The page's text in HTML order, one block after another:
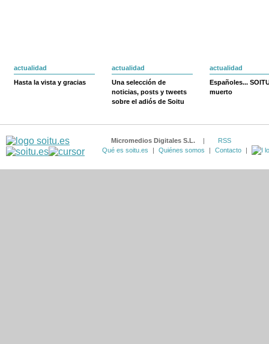
actualidad
Hasta la vista y gracias
actualidad
Una selección de
noticias, posts y tweets
sobre el adiós de Soitu
actualidad
Españoles...
muerto
Micromedios Digitales S.L. |
RSS
Qué es soitu.es
| Quiénes somos | Contacto |